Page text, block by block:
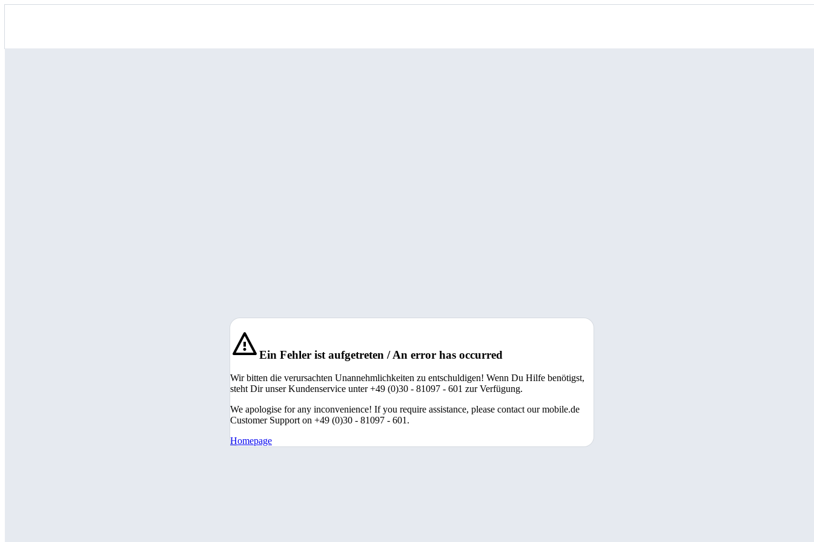
Ein Fehler ist aufgetreten / An error has occurred
Wir bitten die verursachten Unannehmlichkeiten zu entschuldigen! Wenn Du Hilfe benötigst,
steht Dir unser Kundenservice unter +49 (0)30 - 81097 - 601 zur Verfügung.
We apologise for any inconvenience! If you require assistance, please contact our mobile.de
Customer Support on +49 (0)30 - 81097 - 601.
Homepage